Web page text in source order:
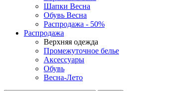
Шапки Весна
Обувь Весна
Распродажа - 50%
Распродажа
Верхняя одежда
Промежуточное белье
Аксессуары
Обувь
Весна-Лето